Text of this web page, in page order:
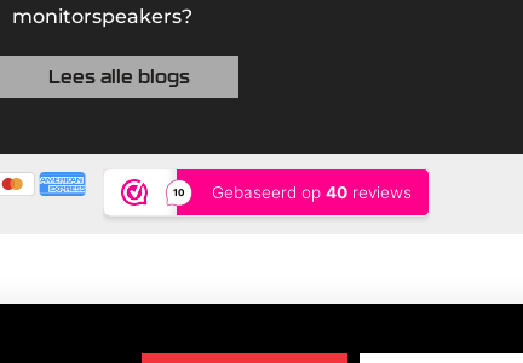
monitorspeakers?
Lees alle blogs